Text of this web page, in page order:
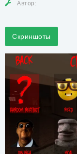
Автор:
Скриншоты